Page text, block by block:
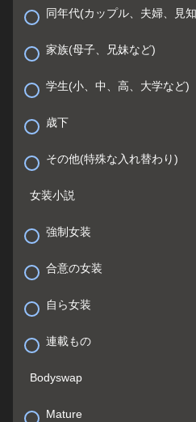
同年代(カップル、夫婦、見
家族(母子、兄妹など)
学生(小、中、高、大学など)
歳下
その他(特殊な入れ替わり)
女装小説
強制女装
合意の女装
自ら女装
連載もの
Bodyswap
Mature